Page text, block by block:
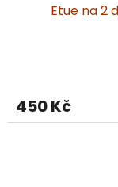
Etue na 2
450 Kč